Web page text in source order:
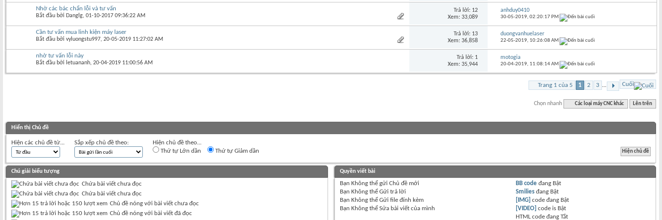
Nhờ các bác chẩn lỗi và tư vấn
Bắt đầu bởi Danglg‎, 01-10-2017 09:36:22 AM
Trả lời: 12
Xem: 33,089
anhduy0410
30-05-2019,02:20:17 PM
Cần tư vấn mua linh kiện máy laser
Bắt đầu bởi vyluongstu997‎, 20-05-2019 11:27:02 AM
Trả lời: 13
Xem: 36,858
duongvanhuelaser
22-05-2019, 10:26:08 AM
nhờ tư vấn lỗi này
Bắt đầu bởi letuananh‎, 20-04-2019 11:00:56 AM
Trả lời: 1
Xem: 35,944
motogia
20-04-2019, 11:08:14 AM
Trang 1 của 5 1 2 3 ... Cuối
Chọn nhanh Các loại máy CNC khác Lên trên
Hiển thị Chủ đề
Hiện các chủ đề từ... Sắp xếp chủ đề theo:
Hiện chủ đề theo...
Thứ tự Lớn dần
Thứ tự Giảm dần
Chú giải biểu tượng
Chứa bài viết chưa đọc
Chứa bài viết chưa đọc
Chủ đề nóng với bài viết chưa đọc
Chủ đề nóng với bài viết đã đọc
Quyền viết bài
Bạn Không thểgửi Chủ đề mới
Bạn Không thểGửi trả lời
Bạn Không thểGửi file đính kèm
Bạn Không thểSửa bài viết của mình
BB code đang Bật
Smilies đang Bật
[IMG] code đang Bật
[VIDEO] code is Bật
HTML code đangTắt